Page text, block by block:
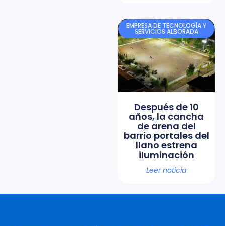
EMPRESA DE TECNOLOGÍA Y
SERVICIOS ALBORADA
Después de 10
años, la cancha
de arena del
barrio portales del
llano estrena
iluminación
Leer noticia